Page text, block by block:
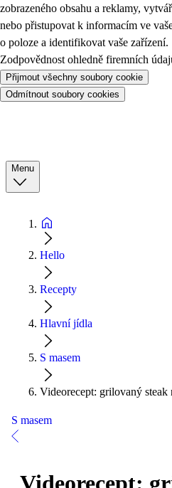
zobrazeného obsahu a reklamy,
nebo přistupovat k informacím ve
o poloze a identifikovat vaše zařízení.
Zodpovědnost ohledně firemních
Přijmout všechny soubory cookie
Odmítnout soubory cookies
Menu
Hello
Recepty
Hlavní jídla
S masem
Videorecept: grilovaný
S masem